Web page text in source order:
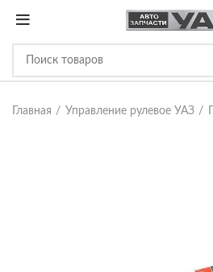
Главная Управление рулевое УАЗ